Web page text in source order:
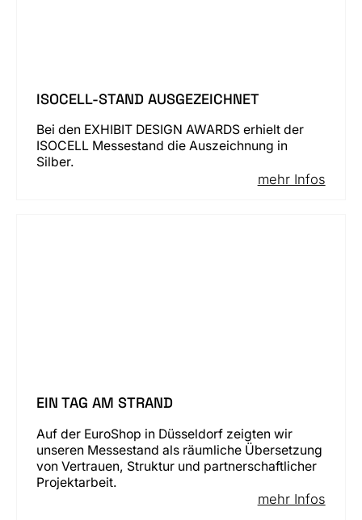
ISOCELL-STAND AUSGEZEICHNET
Bei den EXHIBIT DESIGN AWARDS erhielt der
ISOCELL Messestand die Auszeichnung in
Silber.
mehr Infos
EIN TAG AM STRAND
Auf der EuroShop in Düsseldorf zeigten wir
unseren Messestand als räumliche Übersetzung
von Vertrauen, Struktur und partnerschaftlicher
Projektarbeit.
mehr Infos